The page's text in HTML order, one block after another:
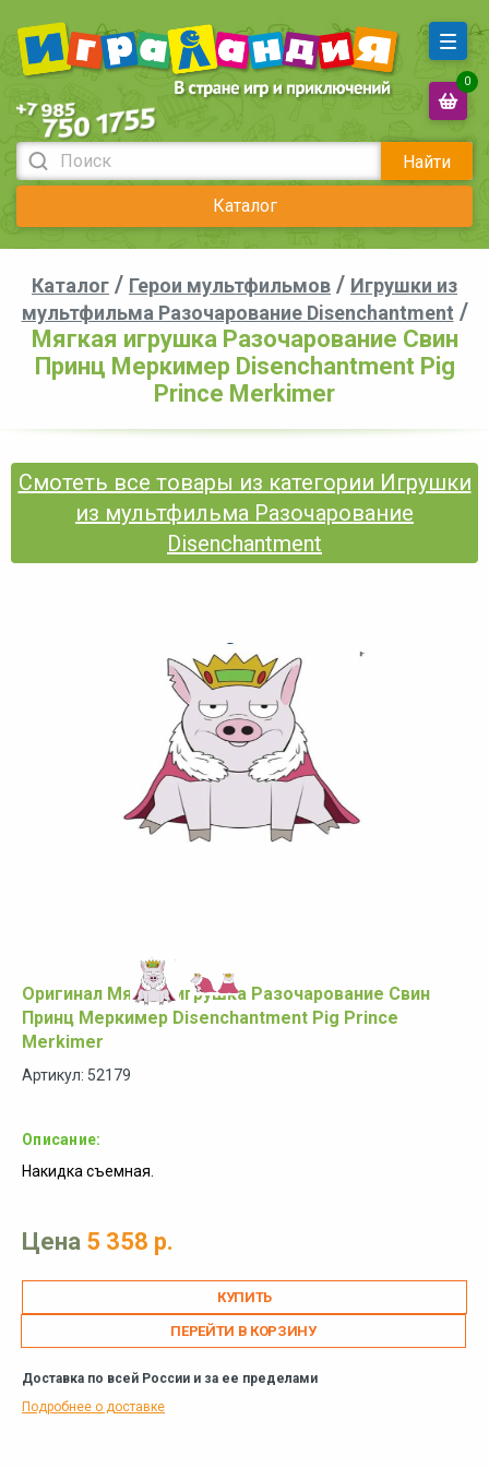
Найти
Каталог
0
Каталог / Герои мультфильмов / Игрушки из
мультфильма Разочарование Disenchantment /
Мягкая игрушка Разочарование Свин
Принц Меркимер Disenchantment Pig
Prince Merkimer
Смотеть все товары из категории Игрушки
из мультфильма Разочарование
Disenchantment
Оригинал Мягкая игрушка Разочарование Свин
Принц Меркимер Disenchantment Pig Prince
Merkimer
Артикул: 52179
Описание:
Накидка съемная.
Цена 5 358 р.
ПЕРЕЙТИ В КОРЗИНУ
Доставка по всей России и за ее пределами
Подробнее о доставке